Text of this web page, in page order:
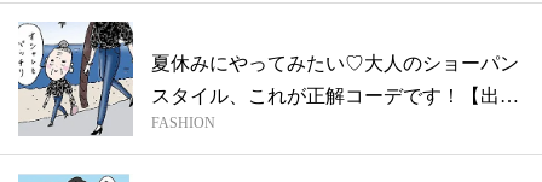
夏休みにやってみたい♡大人のショーパン
スタイル、これが正解コーデです！【出
没！旅...
FASHION